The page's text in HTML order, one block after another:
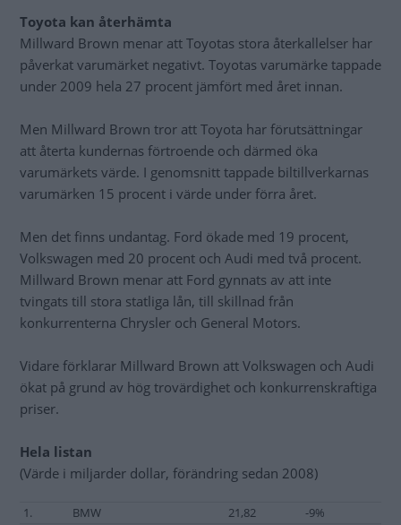
Toyota kan återhämta
Millward Brown menar att Toyotas stora återkallelser har
påverkat varumärket negativt. Toyotas varumärke tappade
under 2009 hela 27 procent jämfört med året innan.
Men Millward Brown tror att Toyota har förutsättningar
att återta kundernas förtroende och därmed öka
varumärkets värde. I genomsnitt tappade biltillverkarnas
varumärken 15 procent i värde under förra året.
Men det finns undantag. Ford ökade med 19 procent,
Volkswagen med 20 procent och Audi med två procent.
Millward Brown menar att Ford gynnats av att inte
tvingats till stora statliga lån, till skillnad från
konkurrenterna Chrysler och General Motors.
Vidare förklarar Millward Brown att Volkswagen och Audi
ökat på grund av hög trovärdighet och konkurrenskraftiga
priser.
Hela listan
(Värde i miljarder dollar, förändring sedan 2008)
1. BMW 21,82
-9%